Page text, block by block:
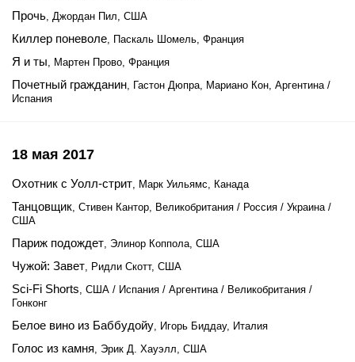
Прочь, Джордан Пил, США
Киллер поневоле, Паскаль Шомель, Франция
Я и ты, Мартен Прово, Франция
Почетный гражданин, Гастон Дюпра, Мариано Кон, Аргентина /
Испания
18 мая 2017
Охотник с Уолл-стрит, Марк Уильямс, Канада
Танцовщик, Стивен Кантор, Великобритания / Россия / Украина /
США
Париж подождет, Элинор Коппола, США
Чужой: Завет, Ридли Скотт, США
Sci-Fi Shorts, США / Испания / Аргентина / Великобритания /
Гонконг
Белое вино из Баббудойу, Игорь Биддау, Италия
Голос из камня, Эрик Д. Хауэлл, США